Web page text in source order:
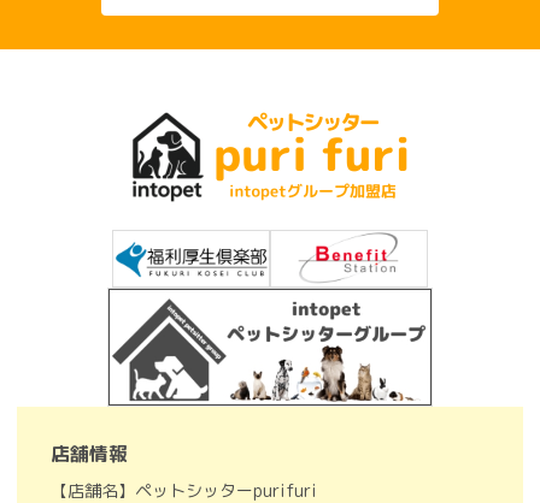
店舗情報
【店舗名】ペットシッターpurifuri